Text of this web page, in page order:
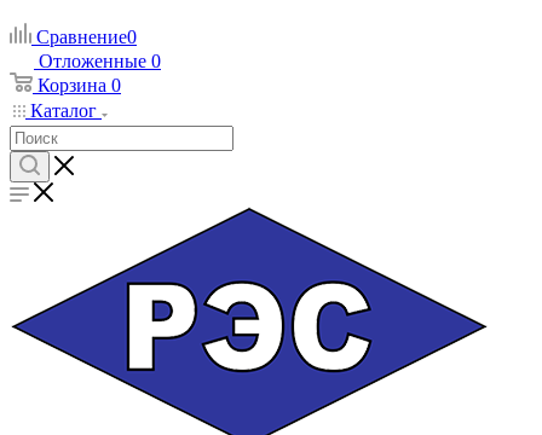
Сравнение0
Отложенные 0
Корзина 0
Каталог